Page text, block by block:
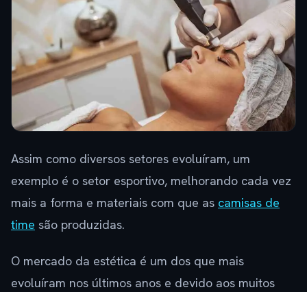
Assim como diversos setores evoluíram, um
exemplo é o setor esportivo, melhorando cada vez
mais a forma e materiais com que as camisas de
time são produzidas.
O mercado da estética é um dos que mais
evoluíram nos últimos anos e devido aos muitos